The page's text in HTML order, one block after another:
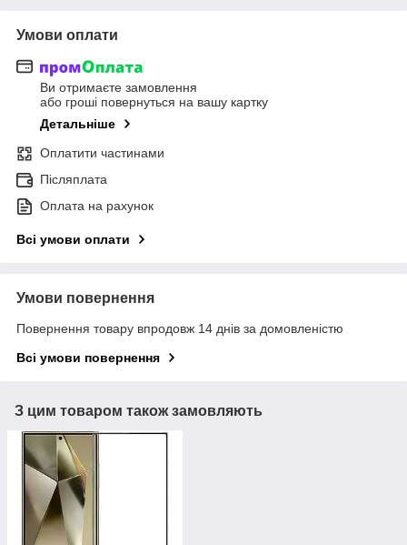
Умови оплати
Ви отримаєте замовлення
або гроші повернуться на вашу картку
Детальніше
Оплатити частинами
Післяплата
Оплата на рахунок
Всі умови оплати
Умови повернення
Повернення товару впродовж 14 днів за домовленістю
Всі умови повернення
З цим товаром також замовляють